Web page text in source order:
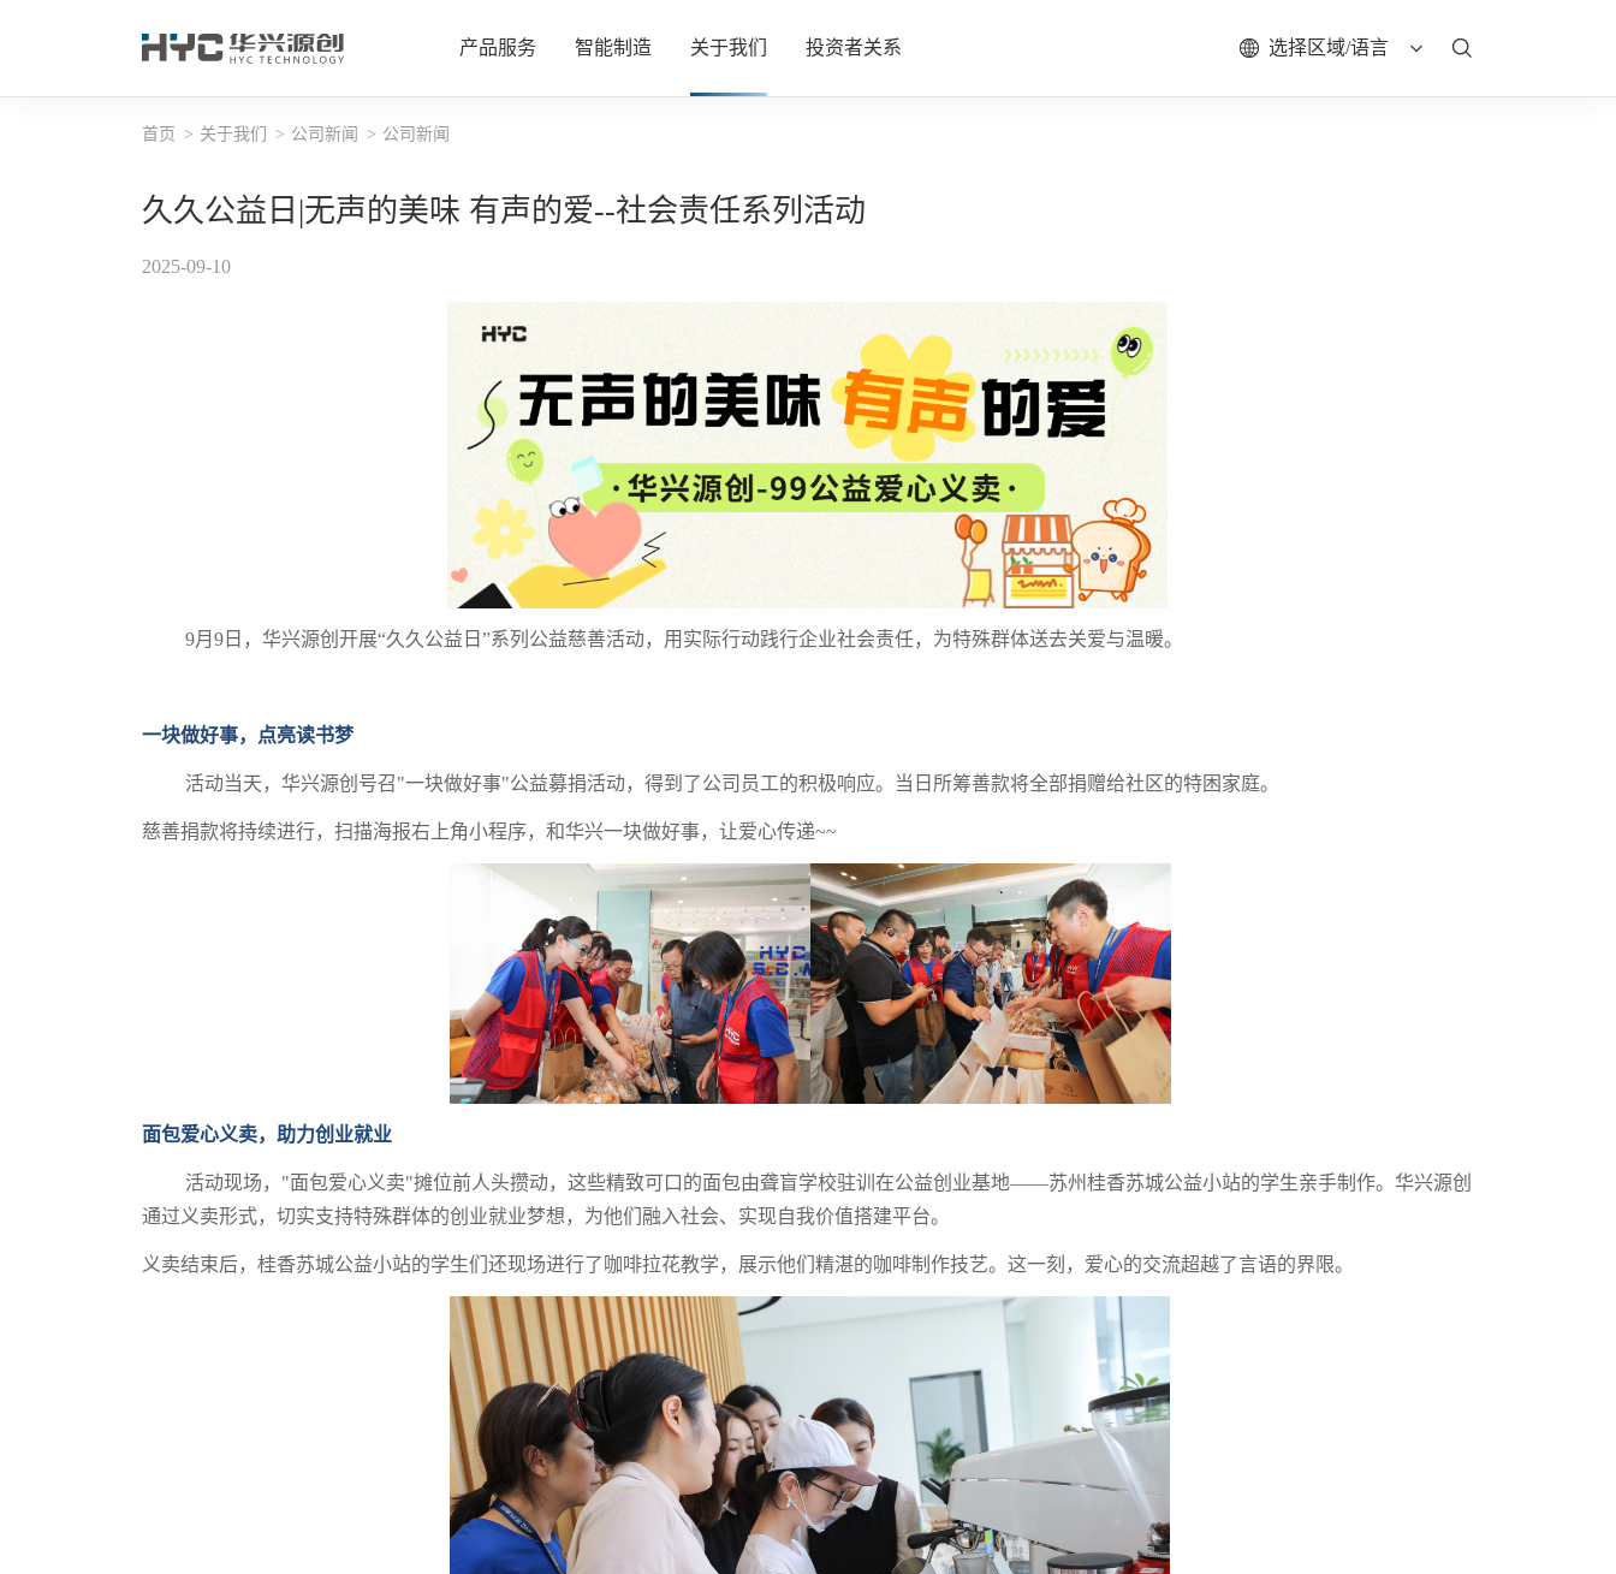
产品服务
汽车事业部（EVE）
孵化事业（IB）
华兴检测（HYCT）
智能制造 关于我们
联系我们
投资者关系 选择区域/语言
首页 关于我们 公司新闻 公司新闻
久久公益日|无声的美味 有声的爱--社会责任系列活动
2025-09-10
9月9日，华兴源创开展“久久公益日”系列公益慈善活动，用实际行动践行企业社会责任，为特殊群体送去关爱与温暖。
一块做好事，点亮读书梦
活动当天，华兴源创号召"一块做好事"公益募捐活动，得到了公司员工的积极响应。当日所筹善款将全部捐赠给社区的特困家庭。
慈善捐款将持续进行，扫描海报右上角小程序，和华兴一块做好事，让爱心传递~~
面包爱心义卖，助力创业就业
活动现场，"面包爱心义卖"摊位前人头攒动，这些精致可口的面包由聋盲学校驻训在公益创业基地——苏州桂香苏城公益小站的学生亲手制作。华兴源创
通过义卖形式，切实支持特殊群体的创业就业梦想，为他们融入社会、实现自我价值搭建平台。
义卖结束后，桂香苏城公益小站的学生们还现场进行了咖啡拉花教学，展示他们精湛的咖啡制作技艺。这一刻，爱心的交流超越了言语的界限。